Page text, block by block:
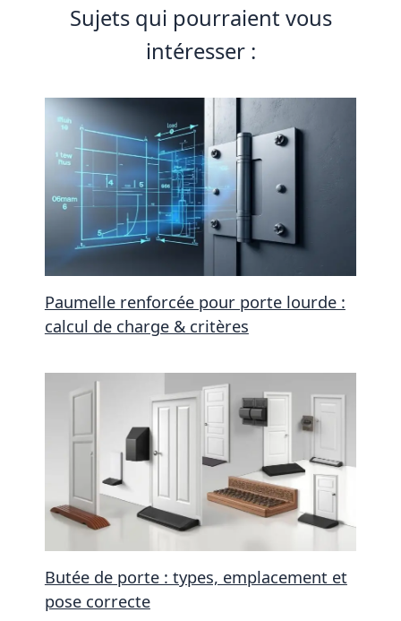
Sujets qui pourraient vous
intéresser :
Paumelle renforcée pour porte lourde :
calcul de charge & critères
Butée de porte : types, emplacement et
pose correcte